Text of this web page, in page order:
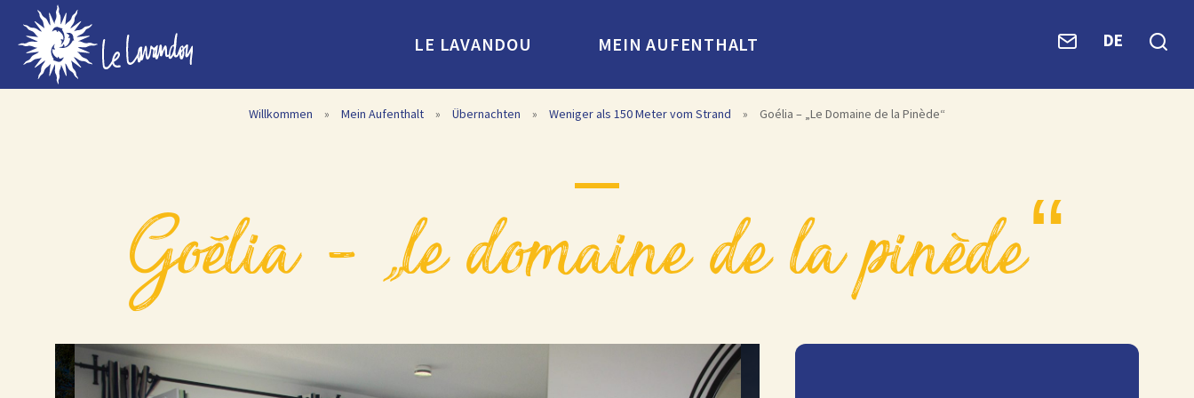
LE LAVANDOU MEIN AUFENTHALT DE
Willkommen » Mein Aufenthalt » Übernachten » Weniger als 150 Meter vom Strand » Goélia – „Le Domaine de la Pinède“
goélia – „le domaine de la pinède“